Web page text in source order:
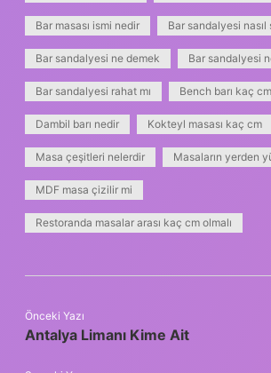
Bar masası ismi nedir Bar sandalyesi nasıl
Bar sandalyesi ne demek Bar sandalyesi
Bar sandalyesi rahat mı Bench barı kaç
Dambil barı nedir Kokteyl masası kaç cm
Masa çeşitleri nelerdir Masaların yerden
MDF masa çizilir mi
Restoranda masalar arası kaç cm olmalı
Önceki Yazı
Antalya Limanı Kime Ait